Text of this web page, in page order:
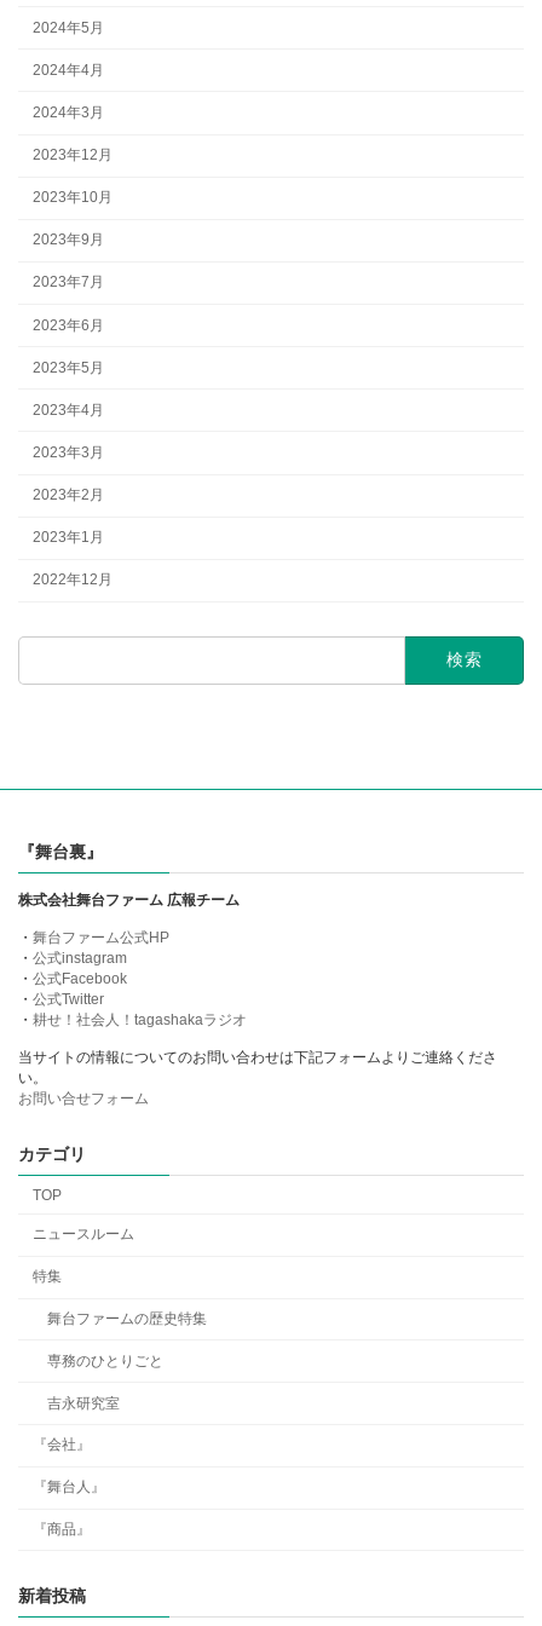
2024年5月
2024年4月
2024年3月
2023年12月
2023年10月
2023年9月
2023年7月
2023年6月
2023年5月
2023年4月
2023年3月
2023年2月
2023年1月
2022年12月
検
『舞台裏』
株式会社舞台ファーム 広報チーム
・ 舞台ファーム公式HP
・ 公式instagram
・ 公式Facebook
・ 公式Twitter
・ 耕せ！社会人！tagashakaラジオ
当サイトの情報についてのお問い合わせは下記フォームよりご連絡くださ
い。
お問い合せフォーム
カテゴリ
TOP
ニュースルーム
特集
舞台ファームの歴史特集
専務のひとりごと
吉永研究室
『会社』
『舞台人』
『商品』
新着投稿